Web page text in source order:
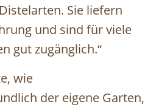
Sie liefern
und sind für viele
gut zugänglich.“
wie
der eigene Garten,